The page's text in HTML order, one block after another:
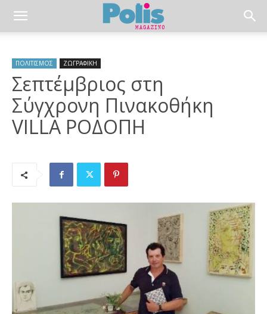
ΠΟΛΙΤΙΣΜΟΣ ΖΩΓΡΑΦΙΚΗ
Σεπτέμβριος στη
Σύγχρονη Πινακοθήκη
VILLA ΡΟΔΟΠΗ